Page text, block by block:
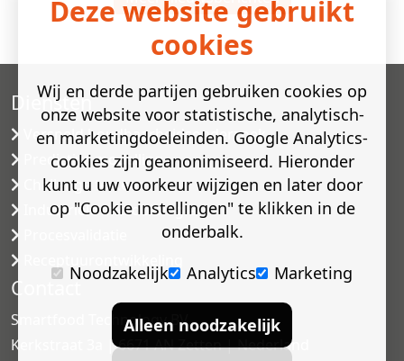
Diensten
Versneld houdbaarheidsonderzoek
Predictive modelling
Challenge testen
Industriële microbiologie
Contact
Smartfood Technology BV
Kerkstraat 3a | 6671 AN Zetten | Nederland
Deze website gebruikt
cookies
Wij en derde partijen gebruiken cookies op
onze website voor statistische, analytisch-
en marketingdoeleinden. Google Analytics-
cookies zijn geanonimiseerd. Hieronder
kunt u uw voorkeur wijzigen en later door
op "Cookie instellingen" te klikken in de
onderbalk.
Noodzakelijk
Analytics Marketing
Alleen noodzakelijk